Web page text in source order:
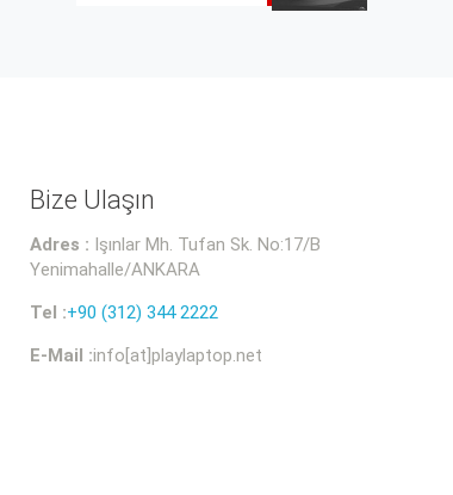
Bize Ulaşın
Adres : Işınlar Mh. Tufan Sk. No:17/B
Yenimahalle/ANKARA
Tel :+90 (312) 344 2222
E-Mail :info[at]playlaptop.net